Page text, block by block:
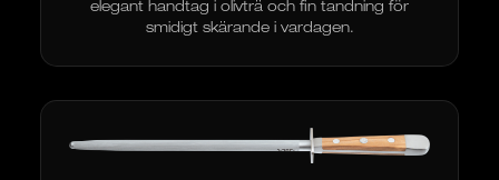
till
32,10
elegant handtag i olivträ och fin tandning för
smidigt skärande i vardagen.